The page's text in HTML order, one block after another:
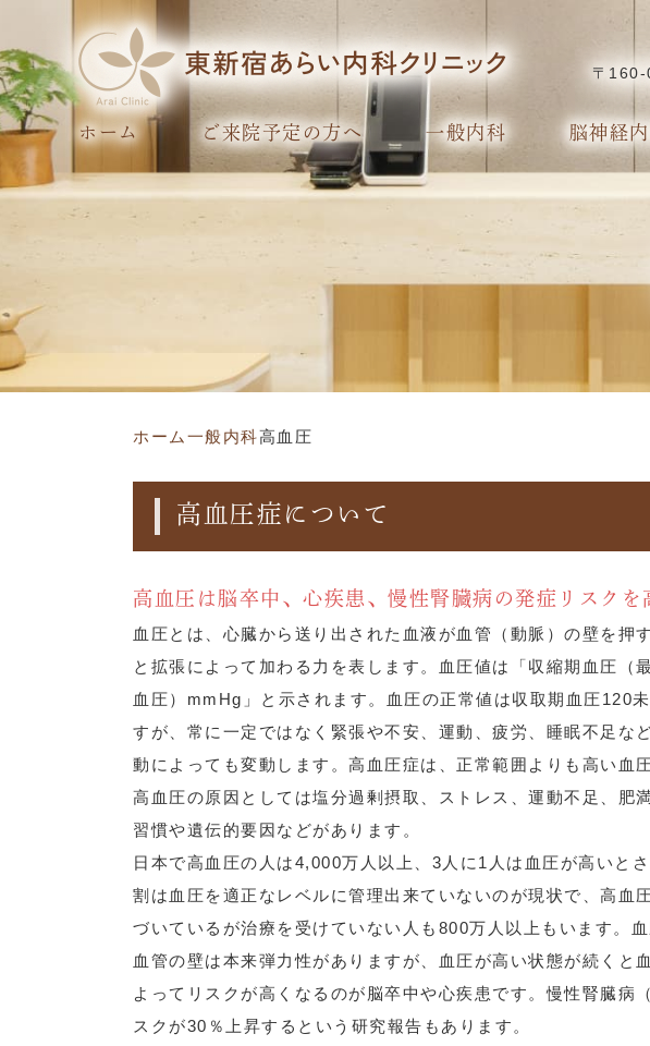
〒160-
ホーム ご来院予定の方へ 一般内科 脳神経
ホーム 一般内科高血圧
高血圧症について
高血圧は脳卒中、心疾患、慢性腎臓病の発症リスクを
血圧とは、心臓から送り出された血液が血管（動脈）の壁を押
と拡張によって加わる力を表します。血圧値は「収縮期血圧（
血圧）mmHg」と示されます。血圧の正常値は収取期血圧120
すが、常に一定ではなく緊張や不安、運動、疲労、睡眠不足な
動によっても変動します。高血圧症は、正常範囲よりも高い血
高血圧の原因としては塩分過剰摂取、ストレス、運動不足、肥
習慣や遺伝的要因などがあります。
日本で高血圧の人は4,000万人以上、3人に1人は血圧が高いと
割は血圧を適正なレベルに管理出来ていないのが現状で、高血
づいているが治療を受けていない人も800万人以上もいます。
血管の壁は本来弾力性がありますが、血圧が高い状態が続く
よってリスクが高くなるのが脳卒中や心疾患です。慢性腎臓
スクが30％上昇するという研究報告もあります。